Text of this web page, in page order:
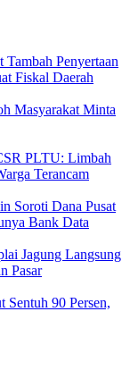
Penyertaan
Fiskal Daerah
Masyarakat Minta
PLTU: Limbah
Terancam
Soroti Dana Pusat
Bank Data
Jagung Langsung
Pasar
90 Persen,